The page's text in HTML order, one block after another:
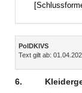
Inhalt
PolDKlVS
Text gilt ab:
6.